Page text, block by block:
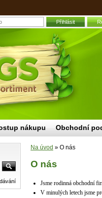
Přihlásit
Na úvod » O nás
O nás
Jsme rodinná obchodní
V minulých letech jsme
nákupu Obchodní